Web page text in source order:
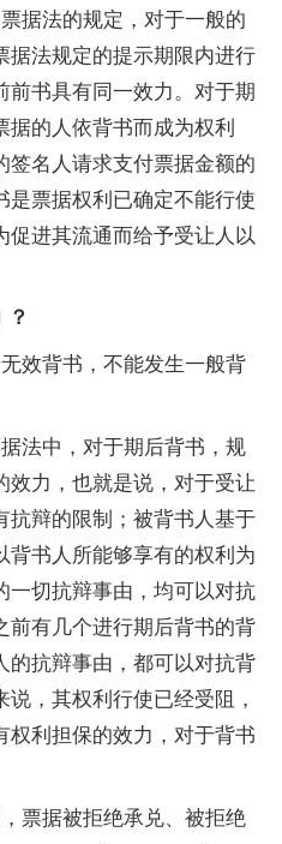
法的规定，对于一般的
法规定的提示期限内进行
书具有同一效力。对于期
据的人依背书而成为权利
签名人请求支付票据金额的
票据权利已确定不能行使
进其流通而给予受让人以
背书，不能发生一般背
中，对于期后背书，规
力，也就是说，对于受让
抗辩的限制；被背书人基于
书人所能够享有的权利为
一切抗辩事由，均可以对抗
有几个进行期后背书的背
抗辩事由，都可以对抗背
，其权利行使已经受阻，
利担保的效力，对于背书
据被拒绝承兑、被拒绝